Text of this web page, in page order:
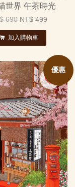
世界 午茶時光
690NT$ 499
加入購物車
優惠